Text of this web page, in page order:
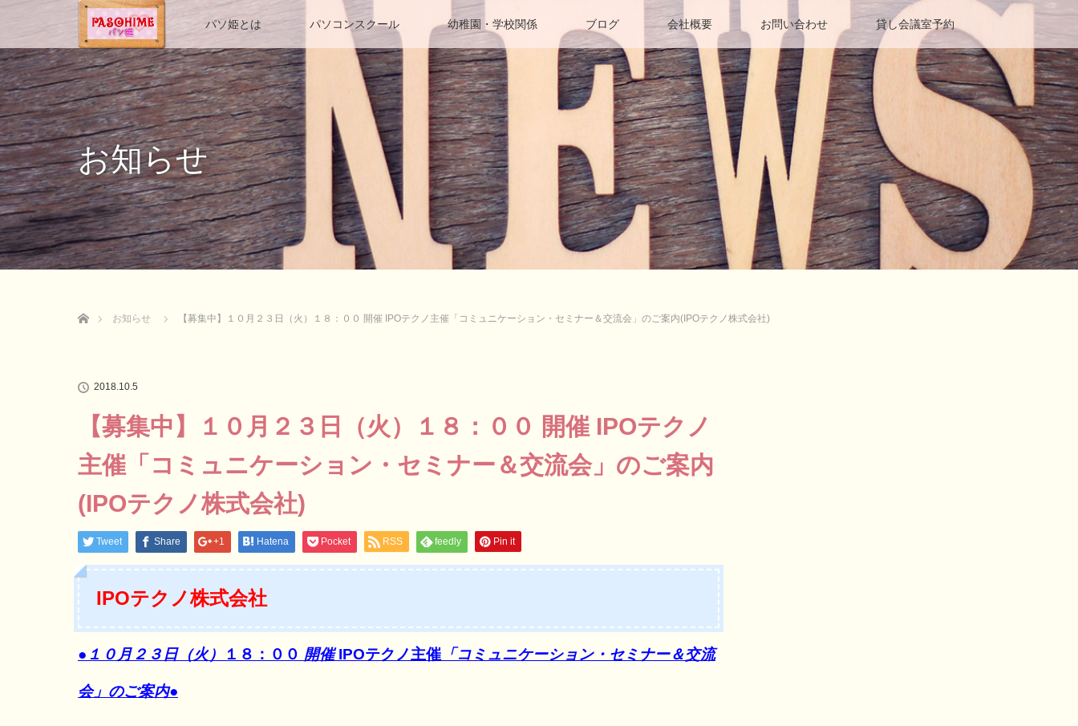
ホーム パソ姫とは パソコンスクール 幼稚園・学校関係 ブログ 会社概要 お問い合わせ 貸し会議室予約
お知らせ
お知らせ
【募集中】１０月２３日（火）１８：００ 開催 IPOテクノ主催「コミュニケーション・セミナー＆交流会」のご案内(IPOテクノ株式会社)
2018.10.5
【募集中】１０月２３日（火）１８：００ 開催 IPOテクノ
主催「コミュニケーション・セミナー＆交流会」のご案内
(IPOテクノ株式会社)
Tweet Share +1 Hatena Pocket RSS feedly Pin it
IPOテクノ株式会社
●１０月２３日（火） １８：００ 開催IPOテクノ主催 「コミュニケーション・セミナー＆交流
会」のご案内●